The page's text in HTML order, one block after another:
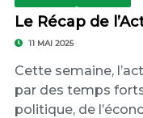
Le Récap de
11 MAI 2025
Cette semaine,
par des temps
politique, de